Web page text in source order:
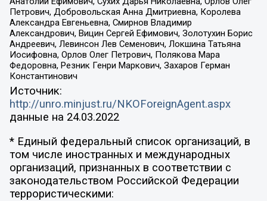
Петрович, Добровольская Анна Дмитриевна, Королева
Александра Евгеньевна, Смирнов Владимир
Александрович, Вицин Сергей Ефимович, Золотухин Борис
Андреевич, Левинсон Лев Семенович, Локшина Татьяна
Иосифовна, Орлов Олег Петрович, Полякова Мара
Федоровна, Резник Генри Маркович, Захаров Герман
Константинович
Источник:
http://unro.minjust.ru/NKOForeignAgent.aspx
данные на 24.03.2022
* Единый федеральный список организаций, в
том числе иностранных и международных
организаций, признанных в соответствии с
законодательством Российской Федерации
террористическими: